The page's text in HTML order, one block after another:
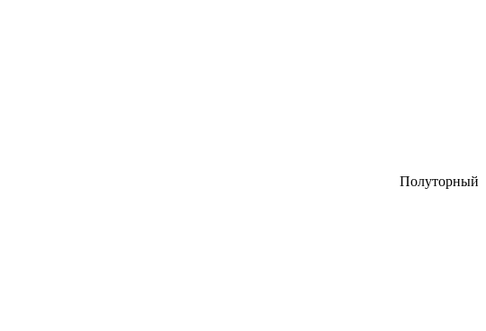
Полуторный